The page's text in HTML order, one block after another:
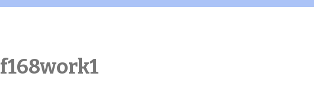
f168work1